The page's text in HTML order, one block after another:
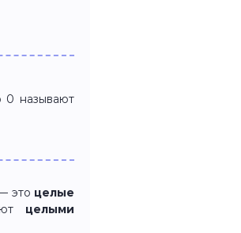
0 называют
это целые
целыми